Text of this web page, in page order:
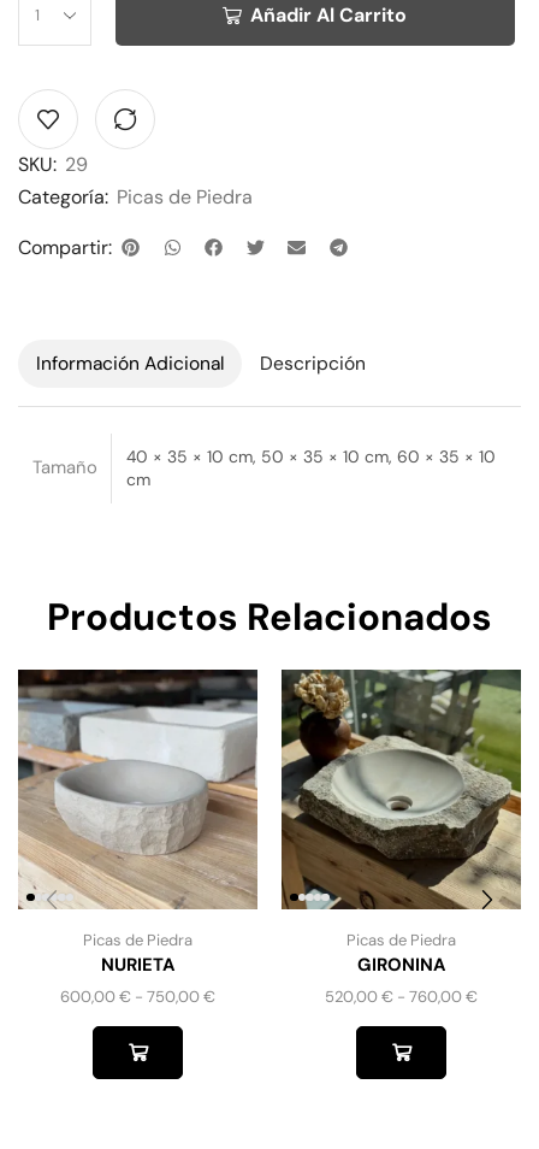
Añadir Al Carrito
SKU: 29
Categoría: Picas de Piedra
Compartir:
Información Adicional Descripción
Tamaño
40 × 35 × 10 cm, 50 × 35 × 10 cm, 60 × 35 × 10
cm
Productos Relacionados
Picas de Piedra
NURIETA
600,00€ - 750,00€
Picas de Piedra
GIRONINA
520,00€ - 760,00€